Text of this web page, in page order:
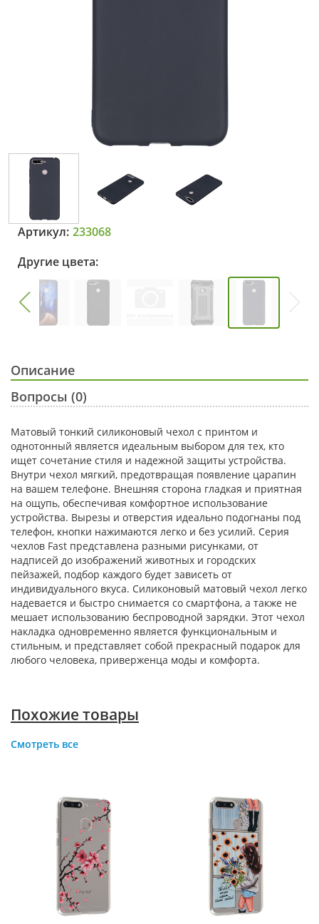
Артикул: 233068
Другие цвета:
Описание
Вопросы (0)
Матовый тонкий силиконовый чехол с принтом и
однотонный является идеальным выбором для тех, кто
ищет сочетание стиля и надежной защиты устройства.
Внутри чехол мягкий, предотвращая появление царапин
на вашем телефоне. Внешняя сторона гладкая и приятная
на ощупь, обеспечивая комфортное использование
устройства. Вырезы и отверстия идеально подогнаны под
телефон, кнопки нажимаются легко и без усилий. Серия
чехлов Fast представлена разными рисунками, от
надписей до изображений животных и городских
пейзажей, подбор каждого будет зависеть от
индивидуального вкуса. Силиконовый матовый чехол легко
надевается и быстро снимается со смартфона, а также не
мешает использованию беспроводной зарядки. Этот чехол
накладка одновременно является функциональным и
стильным, и представляет собой прекрасный подарок для
любого человека, приверженца моды и комфорта.
Похожие товары
Смотреть все